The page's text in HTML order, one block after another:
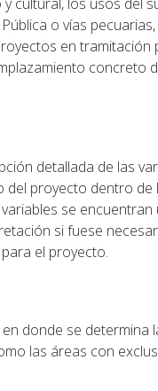
o vías
en tramitación
concreto
detallada de las
proyecto dentro de
se encuentran
si fuese
el proyecto.
donde se determina
las áreas con